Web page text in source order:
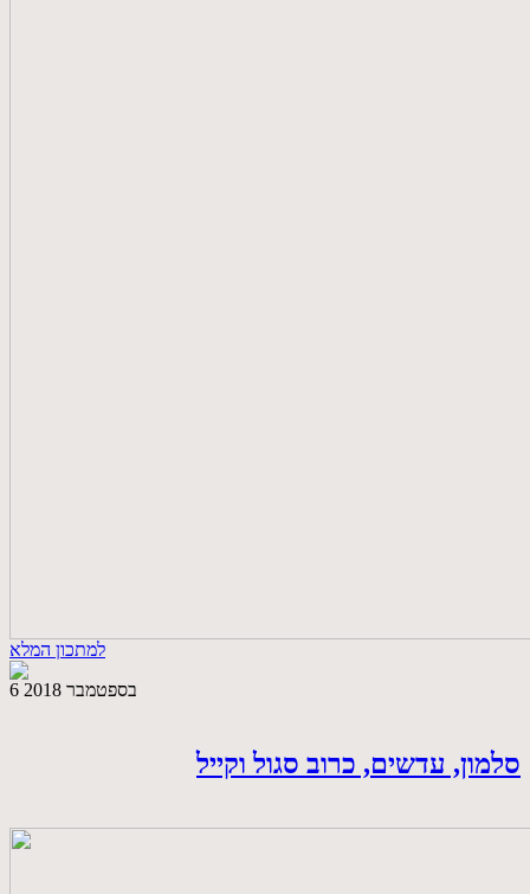
למתכון המלא
6 בספטמבר 2018
סלמון, עדשים, כרוב סגול וקייל